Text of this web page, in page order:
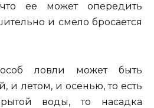
ее может опередить
и смело бросается
ловли может быть
и летом, и осенью, то есть
воды, то насадка